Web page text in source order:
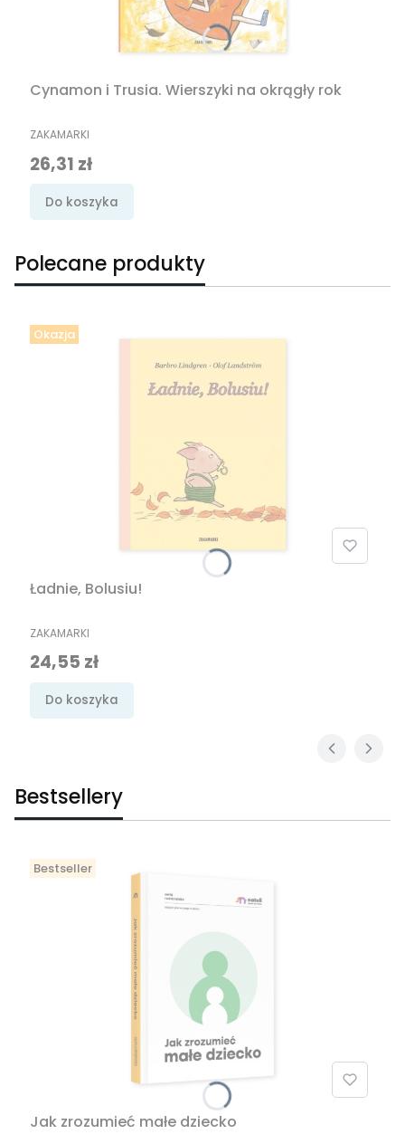
Cynamon i Trusia. Wierszyki na okrągły rok
PRODUCENT
ZAKAMARKI
Cena promocyjna
26,31 zł
Do koszyka
Polecane produkty
Okazja
Ładnie, Bolusiu!
PRODUCENT
ZAKAMARKI
Cena promocyjna
24,55 zł
Do koszyka
Bestsellery
Bestseller
Jak zrozumieć małe dziecko